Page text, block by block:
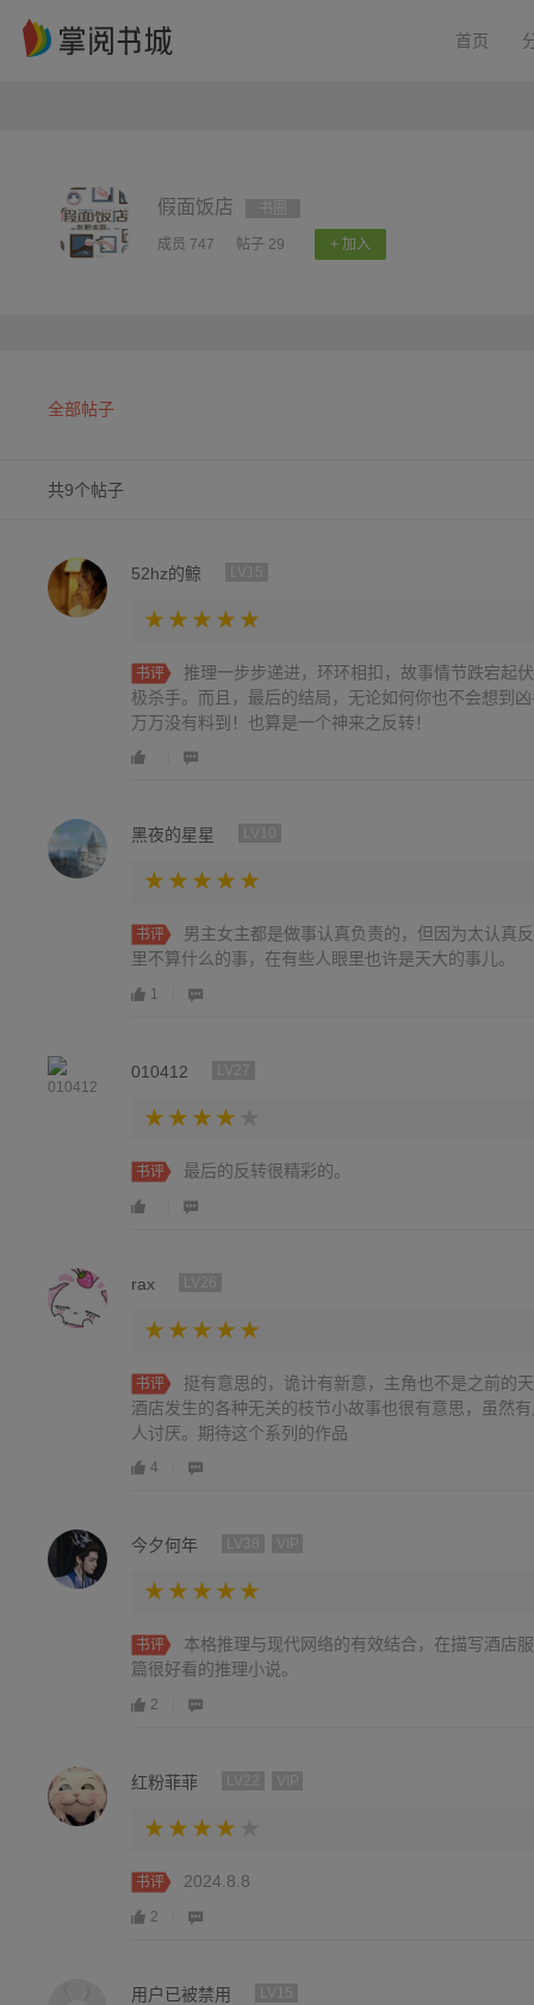
首页
假面饭店
成员 747 帖子 29 + 加入
全部帖子
共9个帖子
52hz的鲸
书评
推理一步步递进，环环相扣，故事情节跌宕起
极杀手。而且，最后的结局，无论如何你也不会想到
万万没有料到！也算是一个神来之反转！
黑夜的星星
书评
男主女主都是做事认真负责的，但因为太认真
里不算什么的事，在有些人眼里也许是天大的事儿。
1
010412
书评 最后的反转很精彩的。
rax
书评
挺有意思的，诡计有新意，主角也不是之前的
酒店发生的各种无关的枝节小故事也很有意思，虽然
人讨厌。期待这个系列的作品
4
今夕何年
书评
本格推理与现代网络的有效结合，在描写酒店
篇很好看的推理小说。
2
红粉菲菲
书评 2024.8.8
2
用户已被禁用